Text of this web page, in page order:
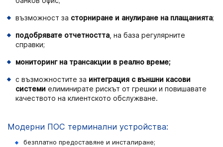
възможност за сторниране и анулиране на плащанията;
подобрявате отчетността , на база регулярните
справки;
мониторинг на трансакции в реално време;
с възможностите за интеграция с външни касови
системи елиминирате рискът от грешки и повишавате
качеството на клиентското обслужване.
Модерни ПОС терминални устройства:
безплатно предоставяне и инсталиране;